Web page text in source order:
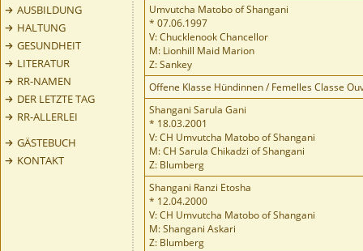
AUSBILDUNG
HALTUNG
GESUNDHEIT
LITERATUR
RR-NAMEN
DER LETZTE TAG
RR-ALLERLEI
GÄSTEBUCH
KONTAKT
Umvutcha Matobo of Shangani
* 07.06.1997
V: Chucklenook Chancellor
M: Lionhill Maid Marion
Z: Sankey
Offene Klasse Hündinnen / Femelles Classe
Shangani Sarula Gani
* 18.03.2001
V: CH Umvutcha Matobo of Shangani
M: CH Sarula Chikadzi of Shangani
Z: Blumberg
Shangani Ranzi Etosha
* 12.04.2000
V: CH Umvutcha Matobo of Shangani
M: Shangani Askari
Z: Blumberg